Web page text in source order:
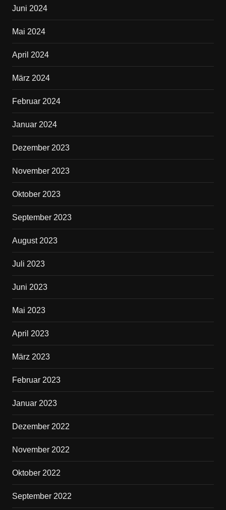
Juni 2024
Mai 2024
April 2024
März 2024
Februar 2024
Januar 2024
Dezember 2023
November 2023
Oktober 2023
September 2023
August 2023
Juli 2023
Juni 2023
Mai 2023
April 2023
März 2023
Februar 2023
Januar 2023
Dezember 2022
November 2022
Oktober 2022
September 2022